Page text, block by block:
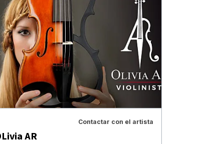
Contactar con el artista
AR